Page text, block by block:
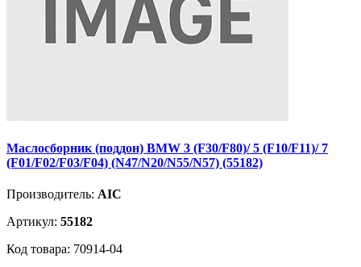
Маслосборник (поддон) BMW 3 (F30/F80)/ 5 (F10/F11)/ 7
(F01/F02/F03/F04) (N47/N20/N55/N57) (55182)
Производитель: AIC
Артикул: 55182
Код товара: 70914-04